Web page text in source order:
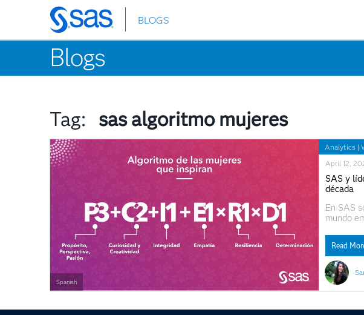
Skip
to
main
content
BLOGS
Blogs
Tag: sas algoritmo mujeres
Analytics |
April 12,
SAS y
década
En SAS
mundo
Read
Spanish